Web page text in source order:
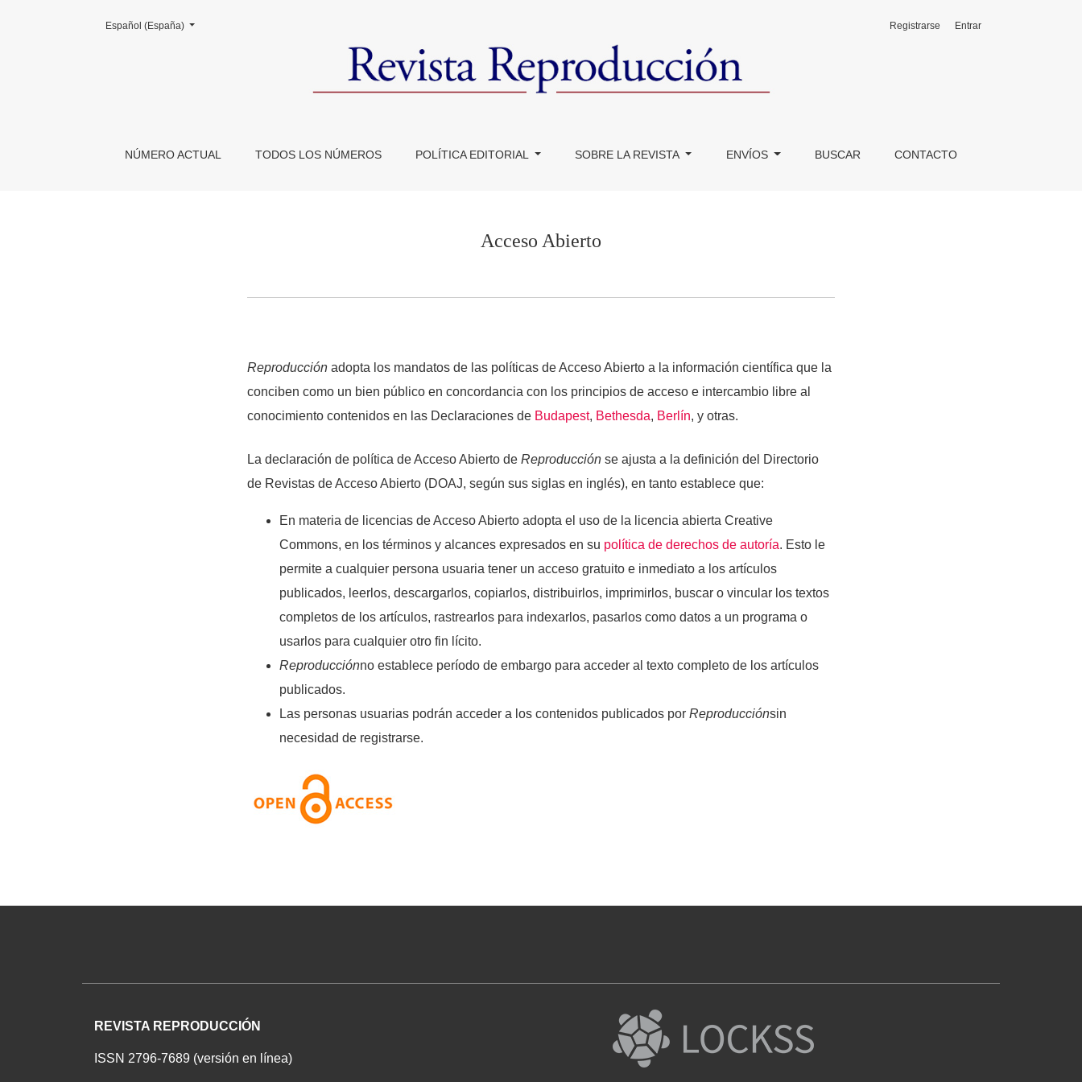
Acceso Abierto
NÚMERO ACTUAL TODOS LOS NÚMEROS POLÍTICA EDITORIAL SOBRE LA REVISTA ENVÍOS BUSCAR CONTACTO
Registrarse Entrar
Cambiar el idioma. El actual es:
Español (España)
Acceso Abierto
Reproducción adopta los mandatos de las políticas de Acceso Abierto a la información científica que la
conciben como un bien público en concordancia con los principios de acceso e intercambio libre al
conocimiento contenidos en las Declaraciones de Budapest, Bethesda, Berlín, y otras.
La declaración de política de Acceso Abierto de Reproducción se ajusta a la definición del Directorio
de Revistas de Acceso Abierto (DOAJ, según sus siglas en inglés), en tanto establece que:
­En materia de licencias de Acceso Abierto adopta el uso de la licencia abierta Creative
Commons, en los términos y alcances expresados en su política de derechos de autoría. Esto le
permite a cualquier persona usuaria tener un acceso gratuito e inmediato a los artículos
publicados, leerlos, descargarlos, copiarlos, distribuirlos, imprimirlos, buscar o vincular los textos
completos de los artículos, rastrearlos para indexarlos, pasarlos como datos a un programa o
usarlos para cualquier otro fin lícito.
Reproducciónno establece período de embargo para acceder al texto completo de los artículos
publicados.
Las personas usuarias podrán acceder a los contenidos publicados por Reproducciónsin
necesidad de registrarse.
REVISTA REPRODUCCIÓN
ISSN 2796-7689 (versión en línea)